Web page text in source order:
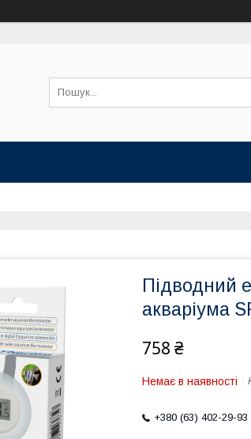
Підводний
акваріума
758 ₴
Немає в наявності
+380 (63) 402-29-93